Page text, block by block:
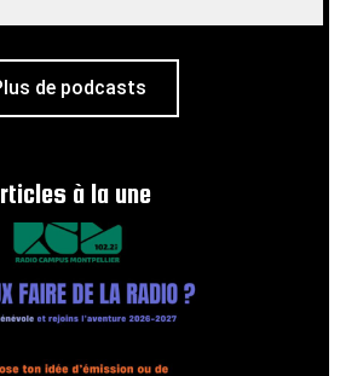
de podcasts
à la une